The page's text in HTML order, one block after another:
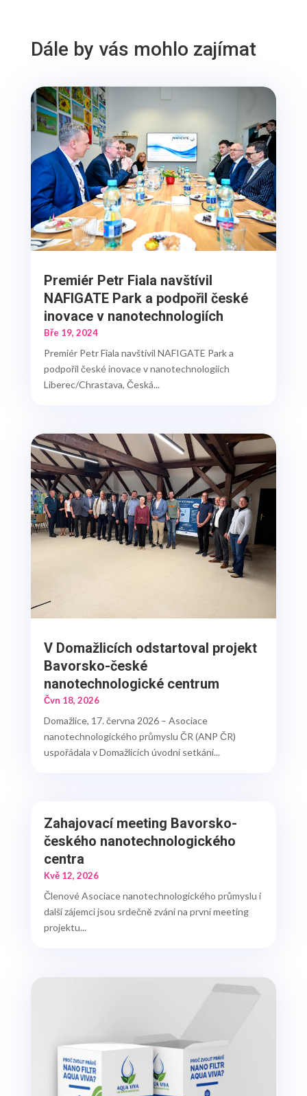
Dále by vás mohlo zajímat
Premiér Petr Fiala navštívil
NAFIGATE Park a podpořil české
inovace v nanotechnologiích
Bře 19, 2024
Premiér Petr Fiala navštívil NAFIGATE Park a
podpořil české inovace v nanotechnologiích
Liberec/Chrastava, Česká...
V Domažlicích odstartoval projekt
Bavorsko-české
nanotechnologické centrum
Čvn 18, 2026
Domažlice, 17. června 2026 – Asociace
nanotechnologického průmyslu ČR (ANP ČR)
uspořádala v Domažlicích úvodní setkání...
Zahajovací meeting Bavorsko-
českého nanotechnologického
centra
Kvě 12, 2026
Členové Asociace nanotechnologického průmyslu i
další zájemci jsou srdečně zváni na první meeting
projektu...